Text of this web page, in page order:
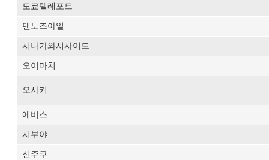
도쿄텔레포트
덴노즈아일
시나가와시사이드
오이마치
오사키
에비스
시부야
신주쿠